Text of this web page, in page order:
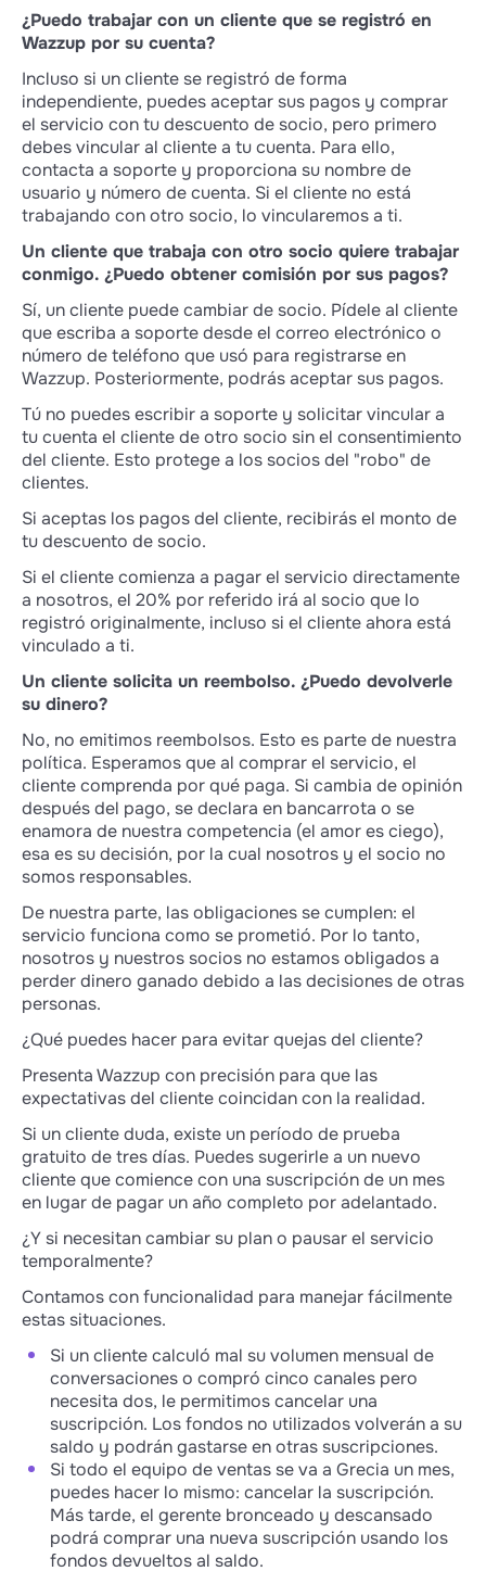
¿Puedo trabajar con un cliente que se registró en
Wazzup por su cuenta?
Incluso si un cliente se registró de forma
independiente, puedes aceptar sus pagos y comprar
el servicio con tu descuento de socio, pero primero
debes vincular al cliente a tu cuenta. Para ello,
contacta a soporte y proporciona su nombre de
usuario y número de cuenta. Si el cliente no está
trabajando con otro socio, lo vincularemos a ti.
Un cliente que trabaja con otro socio quiere trabajar
conmigo. ¿Puedo obtener comisión por sus pagos?
Sí, un cliente puede cambiar de socio. Pídele al cliente
que escriba a soporte desde el correo electrónico o
número de teléfono que usó para registrarse en
Wazzup. Posteriormente, podrás aceptar sus pagos.
Tú no puedes escribir a soporte y solicitar vincular a
tu cuenta el cliente de otro socio sin el consentimiento
del cliente. Esto protege a los socios del "robo" de
clientes.
Si aceptas los pagos del cliente, recibirás el monto de
tu descuento de socio.
Si el cliente comienza a pagar el servicio directamente
a nosotros, el 20% por referido irá al socio que lo
registró originalmente, incluso si el cliente ahora está
vinculado a ti.
Un cliente solicita un reembolso. ¿Puedo devolverle
su dinero?
No, no emitimos reembolsos. Esto es parte de nuestra
política. Esperamos que al comprar el servicio, el
cliente comprenda por qué paga. Si cambia de opinión
después del pago, se declara en bancarrota o se
enamora de nuestra competencia (el amor es ciego),
esa es su decisión, por la cual nosotros y el socio no
somos responsables.
De nuestra parte, las obligaciones se cumplen: el
servicio funciona como se prometió. Por lo tanto,
nosotros y nuestros socios no estamos obligados a
perder dinero ganado debido a las decisiones de otras
personas.
¿Qué puedes hacer para evitar quejas del cliente?
Presenta Wazzup con precisión para que las
expectativas del cliente coincidan con la realidad.
Si un cliente duda, existe un período de prueba
gratuito de tres días. Puedes sugerirle a un nuevo
cliente que comience con una suscripción de un mes
en lugar de pagar un año completo por adelantado.
¿Y si necesitan cambiar su plan o pausar el servicio
temporalmente?
Contamos con funcionalidad para manejar fácilmente
estas situaciones.
Si un cliente calculó mal su volumen mensual de
conversaciones o compró cinco canales pero
necesita dos, le permitimos cancelar una
suscripción. Los fondos no utilizados volverán a su
saldo y podrán gastarse en otras suscripciones.
Si todo el equipo de ventas se va a Grecia un mes,
puedes hacer lo mismo: cancelar la suscripción.
Más tarde, el gerente bronceado y descansado
podrá comprar una nueva suscripción usando los
fondos devueltos al saldo.